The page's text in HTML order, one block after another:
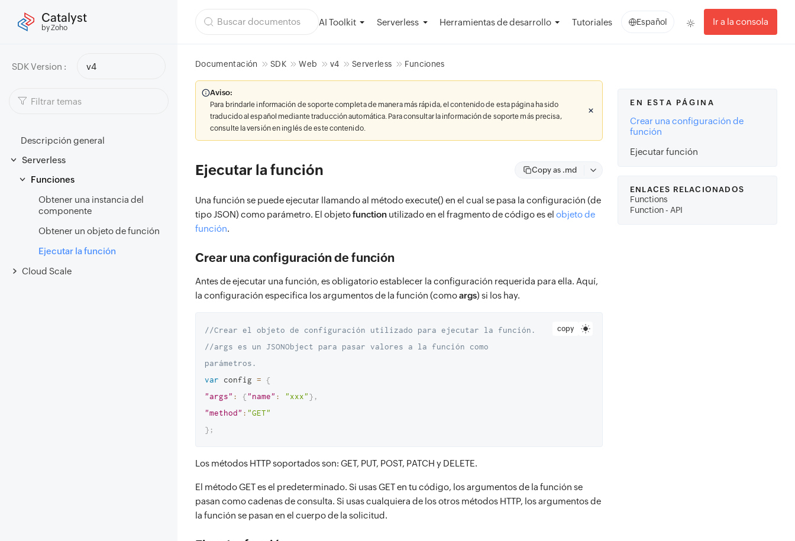
Catalyst
by Zoho
AI Toolkit Serverless Herramientas de desarrollo Tutoriales Español Ir a la consola
SDK Version : v4
Descripción general
Serverless
Funciones
Obtener una instancia del
componente
Obtener un objeto de función
Ejecutar la función
Cloud Scale
Documentación SDK Web v4 Serverless Funciones
Aviso:
Para brindarle información de soporte completa de manera más rápida, el contenido de esta página ha sido
traducido al español mediante traducción automática. Para consultar la información de soporte más precisa,
consulte la versión en inglés de este contenido.
Ejecutar la función Copy as .md
Una función se puede ejecutar llamando al método execute() en el cual se pasa la configuración (de
tipo JSON) como parámetro. El objetofunction utilizado en el fragmento de código es el objeto de
función.
Crear una configuración de función
Antes de ejecutar una función, es obligatorio establecer la configuración requerida para ella. Aquí,
la configuración especifica los argumentos de la función (comoargs) si los hay.
copy
//Crear el objeto de configuración utilizado para ejecutar la función.
//args es un JSONObject para pasar valores a la función como
parámetros.
var config =
{
"args" : {"name" : "xxx"} ,
"method" : "GET"
} ;
Los métodos HTTP soportados son: GET, PUT, POST, PATCH y DELETE.
El método GET es el predeterminado. Si usas GET en tu código, los argumentos de la función se
pasan como cadenas de consulta. Si usas cualquiera de los otros métodos HTTP, los argumentos de
la función se pasan en el cuerpo de la solicitud.
EN ESTA PÁGINA
Crear una configuración de
función
Ejecutar función
ENLACES RELACIONADOS
Functions
Function - API